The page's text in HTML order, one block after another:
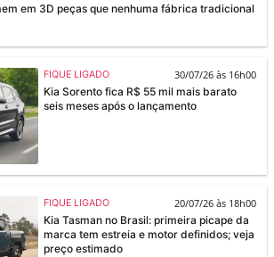
em 3D peças que nenhuma fábrica tradicional
FIQUE LIGADO
30/07/26 às 16h00
Kia Sorento fica R$ 55 mil mais barato
seis meses após o lançamento
FIQUE LIGADO
20/07/26 às 18h00
Kia Tasman no Brasil: primeira picape da
marca tem estreia e motor definidos; veja
preço estimado